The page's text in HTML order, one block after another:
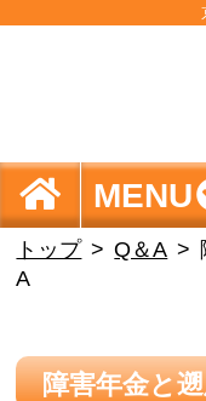
MENU
トップ Q＆A
A
障害年金と